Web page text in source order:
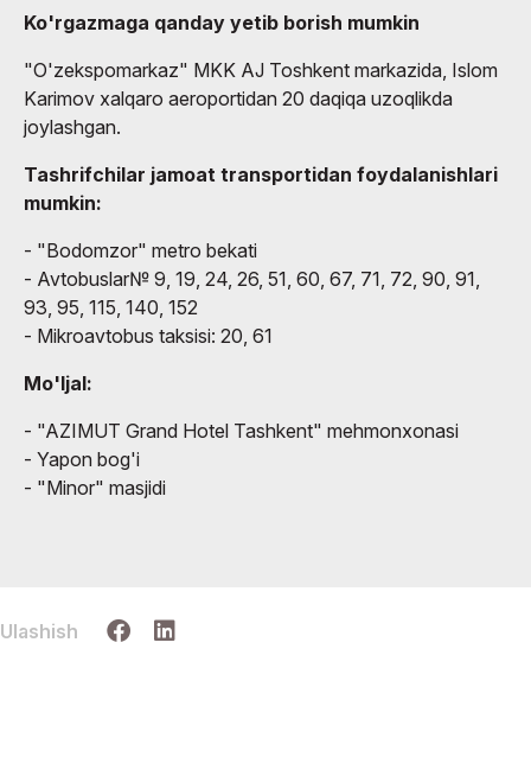
Ko'rgazmaga qanday yetib borish mumkin
"O'zekspomarkaz" MKK AJ Toshkent markazida, Islom
Karimov xalqaro aeroportidan 20 daqiqa uzoqlikda
joylashgan.
Tashrifchilar jamoat transportidan foydalanishlari
mumkin:
- "Bodomzor" metro bekati
- Avtobuslar№ 9, 19, 24, 26, 51, 60, 67, 71, 72, 90, 91,
93, 95, 115, 140, 152
- Mikroavtobus taksisi: 20, 61
Mo'ljal:
- "AZIMUT Grand Hotel Tashkent" mehmonxonasi
- Yapon bog'i
- "Minor" masjidi
Ulashish